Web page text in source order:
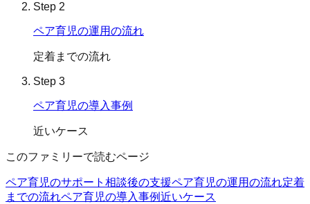
Step 2
ペア育児の運用の流れ
定着までの流れ
Step 3
ペア育児の導入事例
近いケース
このファミリーで読むページ
ペア育児のサポート 相談後の支援ペア育児の運用の流れ定着
までの流れペア育児の導入事例近いケース